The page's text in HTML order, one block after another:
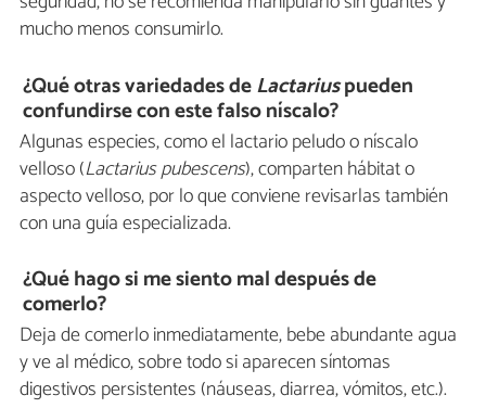
mucho menos consumirlo.
¿Qué otras variedades deLactariuspueden
confundirse con este falso níscalo?
Algunas especies, como el lactario peludo o níscalo
velloso (Lactarius pubescens), comparten hábitat o
aspecto velloso, por lo que conviene revisarlas también
con una guía especializada.
¿Qué hago si me siento mal después de
comerlo?
Deja de comerlo inmediatamente, bebe abundante agua
y ve al médico, sobre todo si aparecen síntomas
digestivos persistentes (náuseas, diarrea, vómitos, etc.).